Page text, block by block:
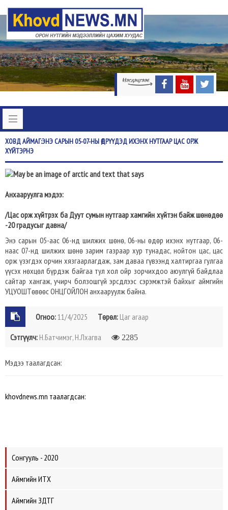
ХОВДАЙМАГ:ЭНЭ САРЫН 05-07-НЫ ӨДРҮҮДЭД ИХЭНХ НУТГААР ЦАС ОРЖ
ХҮЙТЭРНЭ
Анхааруулга мэдээ:
/Цас орж хүйтрэх ба Дуут сумын нутгаар хамгийн хүйтэн байж шөнөдөө
-20 градусыг давна/
Энэ сарын 05-аас 06-нд шилжих шөнө, 06-ны өдөр ихэнх нутгаар, 06-
наас 07-нд шилжих шөнө зарим газраар хур тунадас, нойтон цас, цас
орж үзэгдэх орчин хязгаарлагдаж, зам даваа гүвээнд халтиргаа гулгаа
үүсэх нөхцөл бүрдэж байгаа тул хол ойр зорчихдоо аюулгүй байдлаа
сайтар хангаж, учирч болзошгүй эрсдлээс сэрэмжтэй байхыг аймгийн
УЦУОШТөвөөс ОНЦГОЙЛОН анхааруулж байна.
Огноо:11/4/2025 Төрөл: Цаг агаар
Сэтгүүлч: Н.Батчимэг, Н.Лхагва 2285
Мэдээ таалагдсан:
khovdnews.mn таалагдсан:
Сонгууль - 2020
Аймгийн ИТХ
Аймгийн ЗДТГ